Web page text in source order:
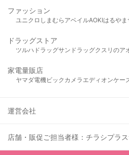
ファッション
ユニクロ しまむら アベイルAOKIはるやま
ドラッグストア
ツルハドラッグサンドラッグクスリのア
家電量販店
ヤマダ電機ビックカメラ エディオンケー
運営会社
店舗・販促ご担当者様：チラシプラ